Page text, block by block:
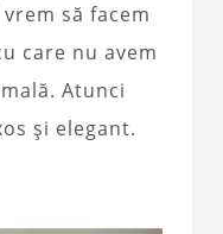
să facem
care nu avem
Atunci
și elegant.